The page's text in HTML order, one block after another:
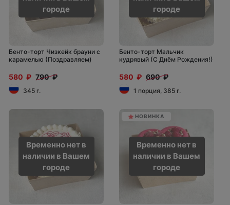
городе
Бенто-торт Чизкейк брауни с
карамелью (Поздравляем)
580 ₽ 790 ₽
345 г.
городе
Бенто-торт Мальчик
кудрявый (С Днём Рождения!)
580 ₽ 690 ₽
1 порция, 385 г.
Временно нет в
наличии в Вашем
городе
Временно нет в
наличии в Вашем
городе
НОВИНКА